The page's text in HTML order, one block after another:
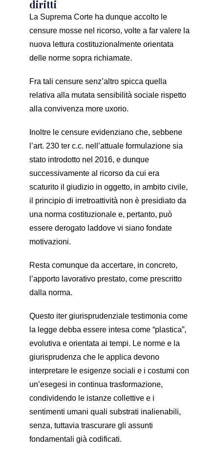
diritti
La Suprema Corte ha dunque accolto le
censure mosse nel ricorso, volte a far valere la
nuova lettura costituzionalmente orientata
delle norme sopra richiamate.
Fra tali censure senz’altro spicca quella
relativa alla mutata sensibilità sociale rispetto
alla convivenza more uxorio.
Inoltre le censure evidenziano che, sebbene
l’art. 230 ter c.c. nell’attuale formulazione sia
stato introdotto nel 2016, e dunque
successivamente al ricorso da cui era
scaturito il giudizio in oggetto, in ambito civile,
il principio di irretroattività non è presidiato da
una norma costituzionale e, pertanto, può
essere derogato laddove vi siano fondate
motivazioni.
Resta comunque da accertare, in concreto,
l’apporto lavorativo prestato, come prescritto
dalla norma.
Questo iter giurisprudenziale testimonia come
la legge debba essere intesa come “plastica”,
evolutiva e orientata ai tempi. Le norme e la
giurisprudenza che le applica devono
interpretare le esigenze sociali e i costumi con
un’esegesi in continua trasformazione,
condividendo le istanze collettive e i
sentimenti umani quali substrati inalienabili,
senza, tuttavia trascurare gli assunti
fondamentali già codificati.